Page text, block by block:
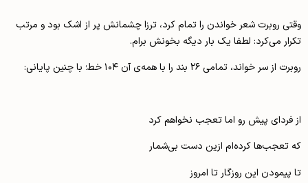
وقتی روبرت شعر خواندن را تمام کرد، ترزا چشمانش پر از اشک بود و مرتب
تکرار می‌کرد: لطفا یک بار دیگه بخونش برام.
‌روبرت از سر ‌خواند، تمامی ۲۶ بند را با همه‌ی آن ۱۰۴ خط؛ با چنین پایانی:
از فردای پیش رو اما تعجب نخواهم کرد
که تعجب‌ها کرده‌ام ازین دست بی‌شمار
تا پیمودن این روزگار تا امروز